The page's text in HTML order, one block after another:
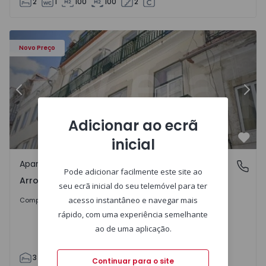
Novo Preço
Apartamento T3 Lisboa, Arroios - 1564435 - 21
Anterior
Arroios, Lisboa
Apartamento
Arroios, Lisboa
Comprar 499.000 € 5%525.000 €
3 115 5
Adicionar ao ecrã
inicial
Pode adicionar facilmente este site ao
seu ecrã inicial do seu telemóvel para ter
acesso instantâneo e navegar mais
rápido, com uma experiência semelhante
ao de uma aplicação.
Continuar para o site